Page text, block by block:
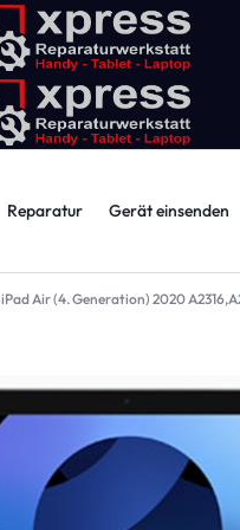
Reparatur Gerät einsenden
iPad Air (4. Generation) 2020